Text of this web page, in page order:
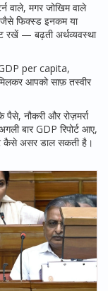
वाले, मगर जोखिम वाले
जैसे फिक्स्ड इनकम या
रखें — बढ़ती अर्थव्यवस्था
per capita,
आपको साफ़ तस्वीर
नौकरी और रोज़मर्रा
बार GDP रिपोर्ट आए,
कैसे असर डाल सकती है।